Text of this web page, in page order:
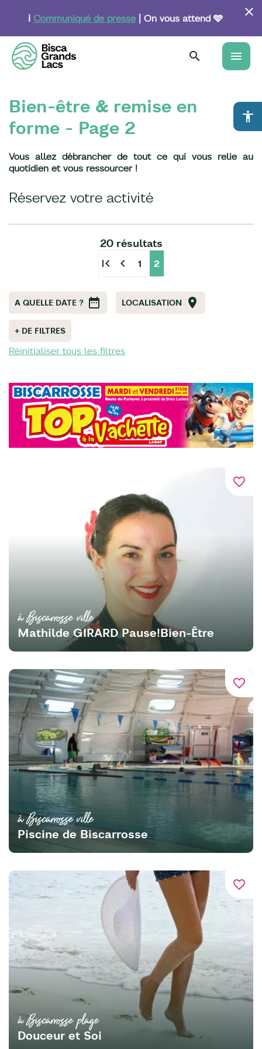
principal
ℹ️ Communiqué de presse| On vous attend 🩵
menu
accessibility
Bien-être & remise en
forme - Page 2
Vous allez débrancher de tout ce qui vous relie au
quotidien et vous ressourcer !
Réservez votre activité
20 résultats
first_page chevron_left 1 2
A QUELLE DATE ? LOCALISATION
+ DE FILTRES
Réinitialiser tous les filtres
favorite_border
à Biscarrosse ville
Mathilde GIRARD Pause!Bien-Être
favorite_border
à Biscarrosse ville
Piscine de Biscarrosse
favorite_border
à Biscarrosse plage
Douceur et Soi